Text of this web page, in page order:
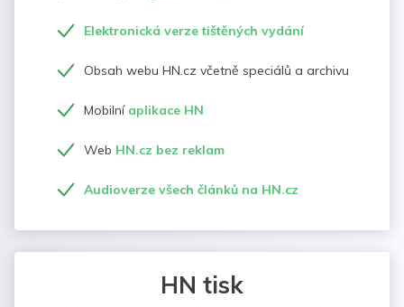
Elektronická verze tištěných vydání
Obsah webu HN.cz včetně speciálů a archivu
Mobilní aplikace HN
Web HN.cz bez reklam
Audioverze všech článků na HN.cz
HN tisk